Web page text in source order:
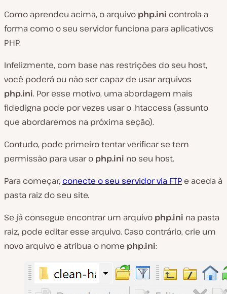
Como aprendeu acima, o arquivo php.ini controla a
forma como o seu servidor funciona para aplicativos
PHP.
Infelizmente, com base nas restrições do seu host,
você poderá ou não ser capaz de usar arquivos
php.ini. Por esse motivo, uma abordagem mais
fidedigna pode por vezes usar o .htaccess (assunto
que abordaremos na próxima seção).
Contudo, pode primeiro tentar verificar se tem
permissão para usar o php.ini no seu host.
Para começar, conecte o seu servidor via FTP e aceda à
pasta raiz do seu site.
Se já consegue encontrar um arquivo php.ini na pasta
raiz, pode editar esse arquivo. Caso contrário, crie um
novo arquivo e atribua o nome php.ini: